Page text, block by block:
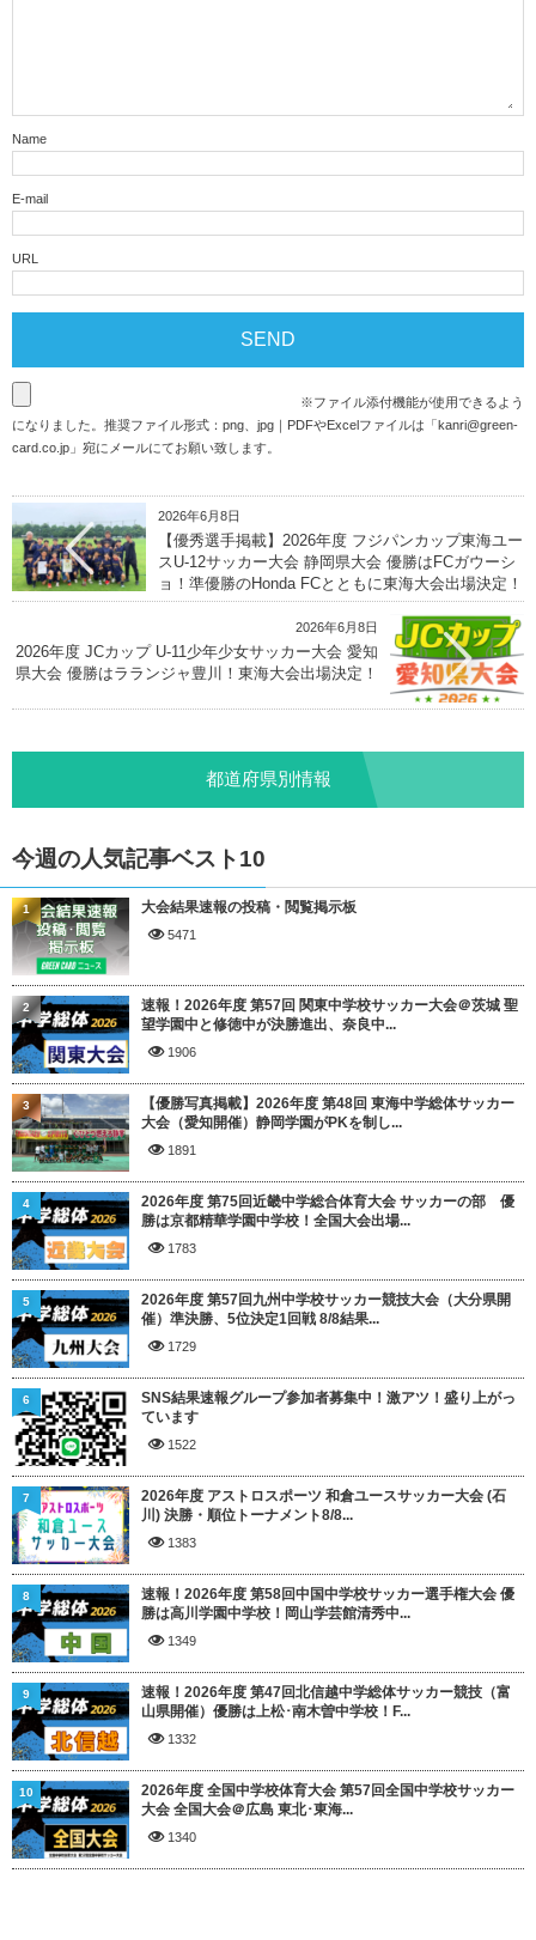
Name
E-mail
URL
※ファイル添付機能が使用できるよう
になりました。推奨ファイル形式：png、jpg｜PDFやExcelファイルは「kanri@green-
card.co.jp 」宛にメールにてお願い致します。
2026年6月8日
【優秀選手掲載】2026年度 フジパンカップ東海ユー
スU-12サッカー大会 静岡県大会 優勝はFCガウーシ
ョ！準優勝のHonda FCとともに東海大会出場決定！
2026年6月8日
2026年度 JCカップ U-11少年少女サッカー大会 愛知
県大会 優勝はラランジャ豊川！東海大会出場決定！
都道府県別情報
今週の人気記事ベスト10
大会結果速報の投稿・閲覧掲示板
5471
1
速報！2026年度 第57回 関東中学校サッカー大会＠茨城 聖
望学園中と修徳中が決勝進出、奈良中...
1906
2
【優勝写真掲載】2026年度 第48回 東海中学総体サッカー
大会（愛知開催）静岡学園がPKを制し...
1891
3
2026年度 第75回近畿中学総合体育大会 サッカーの部 優
勝は京都精華学園中学校！全国大会出場...
1783
4
2026年度 第57回九州中学校サッカー競技大会（大分県開
催）準決勝、5位決定1回戦 8/8結果...
1729
5
SNS結果速報グループ参加者募集中！激アツ！盛り上がっ
ています
1522
6
2026年度 アストロスポーツ 和倉ユースサッカー大会 (石
川) 決勝・順位トーナメント8/8...
1383
7
速報！2026年度 第58回中国中学校サッカー選手権大会 優
勝は高川学園中学校！岡山学芸館清秀中...
1349
8
速報！2026年度 第47回北信越中学総体サッカー競技（富
山県開催）優勝は上松･南木曽中学校！F...
1332
9
2026年度 全国中学校体育大会 第57回全国中学校サッカー
大会 全国大会＠広島 東北･東海...
1340
10